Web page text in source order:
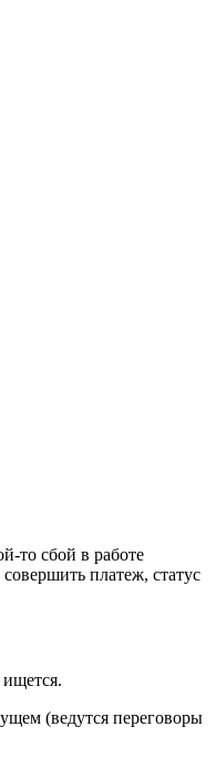
то сбой в работе
платеж, статус
(ведутся переговоры